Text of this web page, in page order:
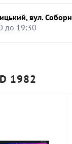
вул.
до 19:30
1982